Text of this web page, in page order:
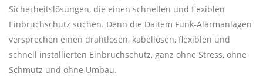
Sicherheitslösungen, die einen schnellen und flexiblen
Einbruchschutz suchen. Denn die Daitem Funk-Alarmanlagen
versprechen einen drahtlosen, kabellosen, flexiblen und
schnell installierten Einbruchschutz, ganz ohne Stress, ohne
Schmutz und ohne Umbau.